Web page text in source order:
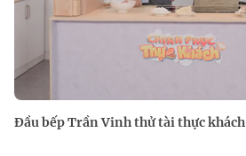
Đầu bếp Trần Vinh thử tài thực khách